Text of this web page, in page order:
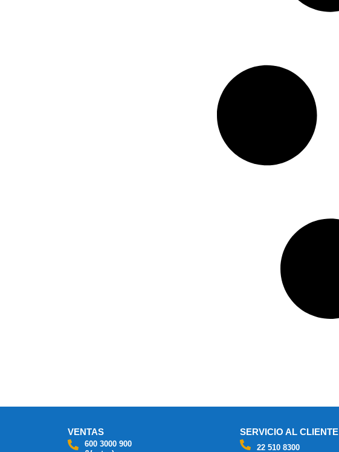
VENTAS
600 3000 900
SERVICIO AL CLIENTE
22 510 8300